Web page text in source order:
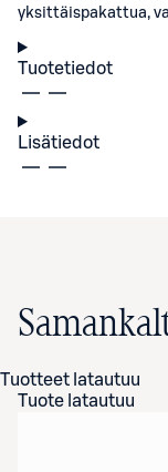
yksittäispakattua,
Tuotetiedot
Lisätiedot
Tuotteet latautuu
Tuote latautuu